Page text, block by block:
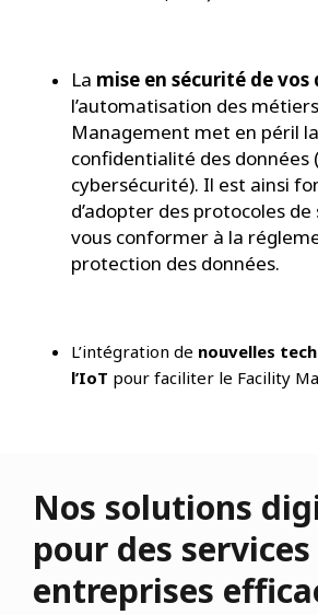
La mise en sécurité de vos
l’automatisation des
Management met en péril
confidentialité des données
cybersécurité). Il est ainsi
d’adopter des protocoles
vous conformer à la
protection des données.
L’intégration de nouvelles
l’IoT pour faciliter le Facility
Nos solutions
pour des
entreprises